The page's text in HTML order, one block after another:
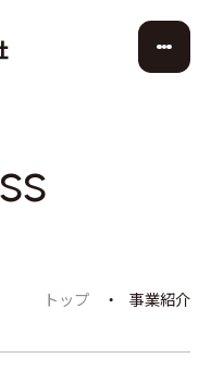
トップ 事業紹介